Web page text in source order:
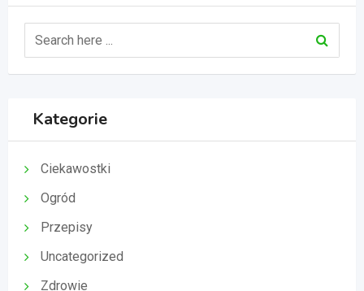
Kategorie
Ciekawostki
Ogród
Przepisy
Uncategorized
Zdrowie